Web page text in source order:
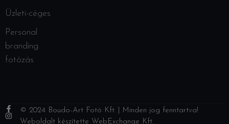
Üzleti-céges
Personal
branding
fotózás
© 2024 Boudo-Art Fotó Kft. | Minden jog fenntartva!
Weboldalt készítette WebExchange Kft.